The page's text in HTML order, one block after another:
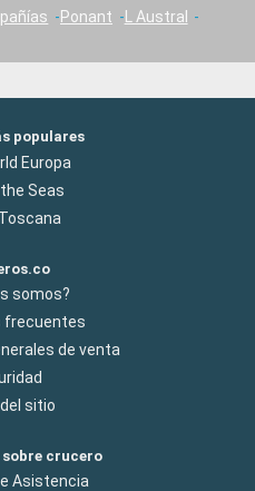
Ponant
L Austral
populares
Europa
Seas
somos?
frecuentes
de venta
sitio
crucero
Asistencia